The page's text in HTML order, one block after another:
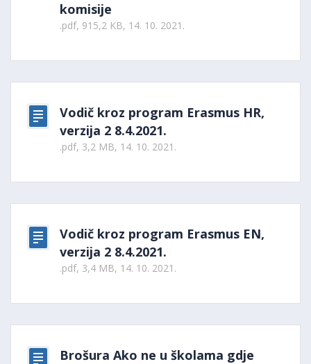
komisije
.pdf, 915,2 KB, 14. 10. 2021.
Vodič kroz program Erasmus HR,
verzija 2 8.4.2021.
.pdf, 3,2 MB, 14. 10. 2021.
Vodič kroz program Erasmus EN,
verzija 2 8.4.2021.
.pdf, 3,4 MB, 14. 10. 2021.
Brošura Ako ne u školama gdje